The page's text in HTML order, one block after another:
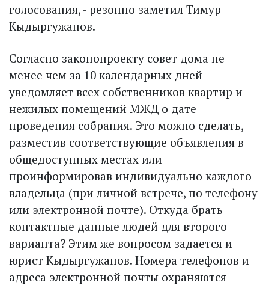
голосования, - резонно заметил Тимур
Кыдыргужанов.
Согласно законопроекту совет дома не
менее чем за 10 календарных дней
уведомляет всех собственников квартир и
нежилых помещений МЖД о дате
проведения собрания. Это можно сделать,
разместив соответствующие объявления в
общедоступных местах или
проинформировав индивидуально каждого
владельца (при личной встрече, по телефону
или электронной почте). Откуда брать
контактные данные людей для второго
варианта? Этим же вопросом задается и
юрист Кыдыргужанов. Номера телефонов и
адреса электронной почты охраняются